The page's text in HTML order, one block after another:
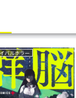
イズラブ(BL)